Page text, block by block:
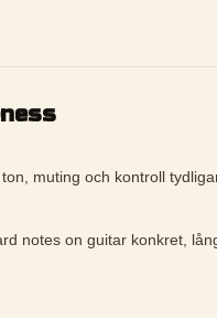
muting och kontroll
notes on guitar konkret,